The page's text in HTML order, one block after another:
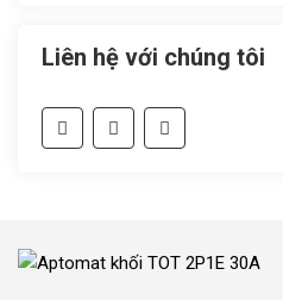
Liên hệ với chúng tôi